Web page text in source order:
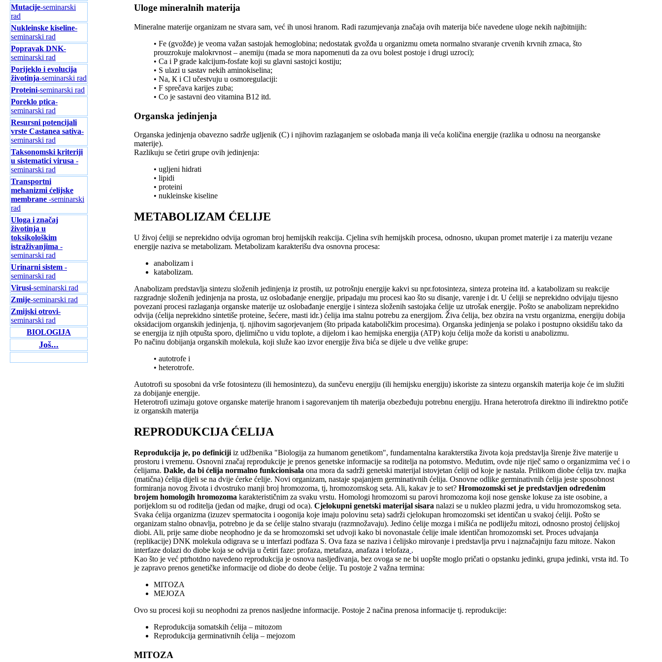
Mutacije-seminarski
rad
Nukleinske kiseline-
seminarski rad
Popravak DNK-
seminarski rad
Porijeklo i evolucija
životinja-seminarski rad
Proteini-seminarski rad
Poreklo ptica-
seminarski rad
Resursni potencijali
vrste Castanea sativa-
seminarski rad
Taksonomski kriteriji
u sistematici virusa -
seminarski rad
Transportni
mehanizmi ćelijske
membrane -seminarski
rad
Uloga i značaj
životinja u
toksikološkim
istraživanjima -
seminarski rad
Urinarni sistem -
seminarski rad
Virusi-seminarski rad
Zmije-seminarski rad
Zmijski otrovi-
seminarski rad
BIOLOGIJA
Još...
Uloge mineralnih materija
Mineralne materije organizam ne stvara sam, već ih unosi hranom. Radi razumjevanja značaja ovih materija biće navedene uloge nekih najbitnijih:
• Fe (gvožđe) je veoma važan sastojak hemoglobina; nedostatak gvožđa u organizmu ometa normalno stvaranje crvenih krvnih zrnaca, što
prouzrokuje malokrvnost – anemiju (mada se mora napomenuti da za ovu bolest postoje i drugi uzroci);
• Ca i P grade kalcijum-fosfate koji su glavni sastojci kostiju;
• S ulazi u sastav nekih aminokiselina;
• Na, К i Cl učestvuju u osmoregulaciji:
• F sprečava karijes zuba;
• Co je sastavni deo vitamina B12 itd.
Organska jedinjenja
Organska jedinjenja obavezno sadrže ugljenik (C) i njihovim razlaganjem se oslobađa manja ili veća količina energije (razlika u odnosu na neorganske
materije).
Razlikuju se četiri grupe ovih jedinjenja:
• ugljeni hidrati
• lipidi
• proteini
• nukleinske kiseline
METABOLIZAM ĆELIJE
U živoj ćeliji se neprekidno odvija ogroman broj hemijskih reakcija. Cjelina svih hemijskih procesa, odnosno, ukupan promet materije i za materiju vezane
energije naziva se metabolizam. Metabolizam karakterišu dva osnovna procesa:
anabolizam i
katabolizam.
Anabolizam predstavlja sintezu složenih jedinjenja iz prostih, uz potrošnju energije kakvi su npr.fotosinteza, sinteza proteina itd. a katabolizam su reakcije
razgradnje složenih jedinjenja na prosta, uz oslobađanje energije, pripadaju mu procesi kao što su disanje, varenje i dr. U ćeliji se neprekidno odvijaju tijesno
povezani procesi razlaganja organske materije uz oslobađanje energije i sinteza složenih sastojaka ćelije uz utrošak energije. Pošto se anabolizam neprekidno
odvija (ćelija neprekidno sintetiše proteine, šećere, masti idr.) ćelija ima stalnu potrebu za energijom. Živa ćelija, bez obzira na vrstu organizma, energiju dobija
oksidacijom organskih jedinjenja, tj. njihovim sagorjevanjem (što pripada kataboličkim procesima). Organska jedinjenja se polako i postupno oksidišu tako da
se energija iz njih otpušta sporo, djelimično u vidu toplote, a dijelom i kao hemijska energija (ATP) koju ćelija može da koristi u anabolizmu.
Po načinu dobijanja organskih molekula, koji služe kao izvor energije živa bića se dijele u dve velike grupe:
• autotrofe i
• heterotrofe.
Autotrofi su sposobni da vrše fotosintezu (ili hemosintezu), da sunčevu energiju (ili hemijsku energiju) iskoriste za sintezu organskih materija koje će im služiti
za dobijanje energije.
Heterotrofi uzimaju gotove organske materije hranom i sagorevanjem tih materija obezbeđuju potrebnu energiju. Hrana heterotrofa direktno ili indirektno potiče
iz organskih materija
REPRODUKCIJA ĆELIJA
Reprodukcija je, po definiciji iz udžbenika "Biologija za humanom genetikom", fundamentalna karakterstika života koja predstavlja širenje žive materije u
prostoru i vremenu. Osnovni značaj reprodukcije je prenos genetske informacije sa roditelja na potomstvo. Međutim, ovde nije riječ samo o organizmima već i o
ćelijama. Dakle, da bi ćelija normalno funkcionisala ona mora da sadrži genetski materijal istovjetan ćeliji od koje je nastala. Prilikom diobe ćelija tzv. majka
(matična) ćelija dijeli se na dvije ćerke ćelije. Novi organizam, nastaje spajanjem germinativnih ćelija. Osnovne odlike germinativnih ćelija jeste sposobnost
formiranja novog života i dvostruko manji broj hromozoma, tj, hromozomskog seta. Ali, kakav je to set? Hromozomski set je predstavljen određenim
brojem homologih hromozoma karakterističnim za svaku vrstu. Homologi hromozomi su parovi hromozoma koji nose genske lokuse za iste osobine, a
porijeklom su od roditelja (jedan od majke, drugi od oca). Cjelokupni genetski materijal sisara nalazi se u nukleo plazmi jedra, u vidu hromozomskog seta.
Svaka ćelija organizma (izuzev spermatocita i oogonija koje imaju polovinu seta) sadrži cjelokupan hromozomski set identičan u svakoj ćeliji. Pošto se
organizam stalno obnavlja, potrebno je da se ćelije stalno stvaraju (razmnožavaju). Jedino ćelije mozga i mišića ne podliježu mitozi, odnosno prostoj ćelijskoj
diobi. Ali, prije same diobe neophodno je da se hromozomski set udvoji kako bi novonastale ćelije imale identičan hromozomski set. Proces udvajanja
(replikacije) DNK molekula odigrava se u interfazi podfaza S. Ova faza se naziva i ćelijsko mirovanje i predstavlja prvu i najznačajniju fazu mitoze. Nakon
interfaze dolazi do diobe koja se odvija u četiri faze: profaza, metafaza, anafaza i telofaza .
Kao što je već ptrhotdno navedeno reprodukcija je osnova nasljeđivanja, bez ovoga se ne bi uopšte moglo pričati o opstanku jedinki, grupa jedinki, vrsta itd. To
je zapravo prenos genetičke informacije od diobe do deobe ćelije. Tu postoje 2 važna termina:
MITOZA
MEJOZA
Ovo su procesi koji su neophodni za prenos nasljedne informacije. Postoje 2 načina prenosa informacije tj. reprodukcije:
Reprodukcija somatskih ćelija – mitozom
Reprodukcija germinativnih ćelija – mejozom
MITOZA